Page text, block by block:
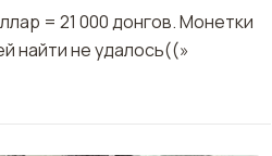
= 21 000 донгов. Монетки
найти не удалось((»